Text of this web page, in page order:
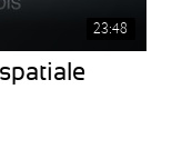
23:48